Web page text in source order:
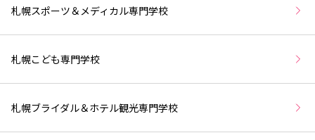
札幌スポーツ＆メディカル専門学校
札幌こども専門学校
札幌ブライダル＆ホテル観光専門学校